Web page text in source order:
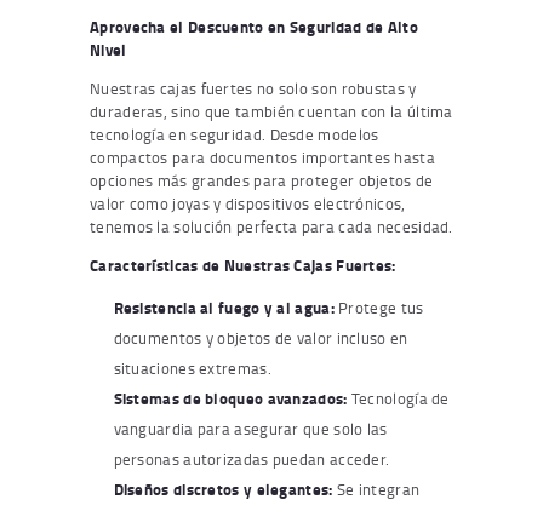
Aprovecha el Descuento en Seguridad de Alto
Nivel
Nuestras cajas fuertes no solo son robustas y
duraderas, sino que también cuentan con la última
tecnología en seguridad. Desde modelos
compactos para documentos importantes hasta
opciones más grandes para proteger objetos de
valor como joyas y dispositivos electrónicos,
tenemos la solución perfecta para cada necesidad.
Características de Nuestras Cajas Fuertes:
Resistencia al fuego y al agua:Protege tus
documentos y objetos de valor incluso en
situaciones extremas.
Sistemas de bloqueo avanzados: Tecnología de
vanguardia para asegurar que solo las
personas autorizadas puedan acceder.
Diseños discretos y elegantes: Se integran